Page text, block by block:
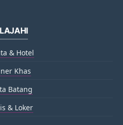
& Hotel
Khas
Batang
& Loker